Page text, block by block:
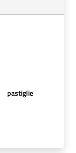
pastiglie